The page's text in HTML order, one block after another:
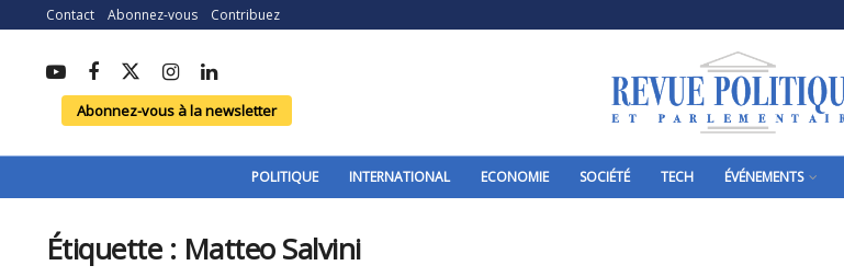
Contact Abonnez-vous Contribuez
Abonnez-vous à la newsletter
POLITIQUE INTERNATIONAL ECONOMIE SOCIÉTÉ TECH ÉVÉNEMENTS
Étiquette : Matteo Salvini